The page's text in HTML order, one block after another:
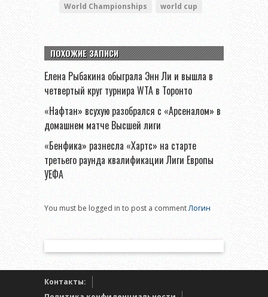
World Championships
world cup
ПОХОЖИЕ ЗАПИСИ
Елена Рыбакина обыграла Энн Ли и вышла в
четвертый круг турнира WTA в Торонто
«Нафтан» всухую разобрался с «Арсеналом» в
домашнем матче Высшей лиги
«Бенфика» разнесла «Хартс» на старте
третьего раунда квалификации Лиги Европы
УЕФА
You must be logged in to post a commentЛогин
Контакты: